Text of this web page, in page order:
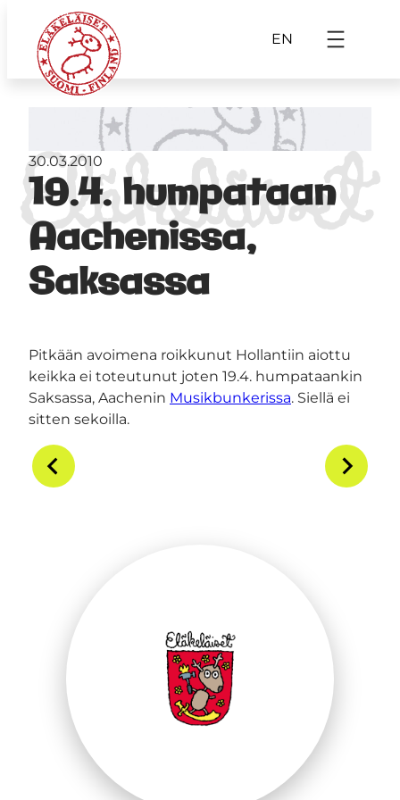
EN
19.4. humpataan
Aachenissa,
Saksassa
30.03.2010
Pitkään avoimena roikkunut Hollantiin aiottu
keikka ei toteutunut joten 19.4. humpataankin
Saksassa, Aachenin Musikbunkerissa. Siellä ei
sitten sekoilla.